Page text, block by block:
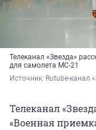
Телеканал «Звезда»
для самолета МС-21
Источник: Rutube-канал
Телеканал
«Военная